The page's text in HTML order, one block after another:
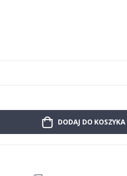
DODAJ DO KOSZYKA